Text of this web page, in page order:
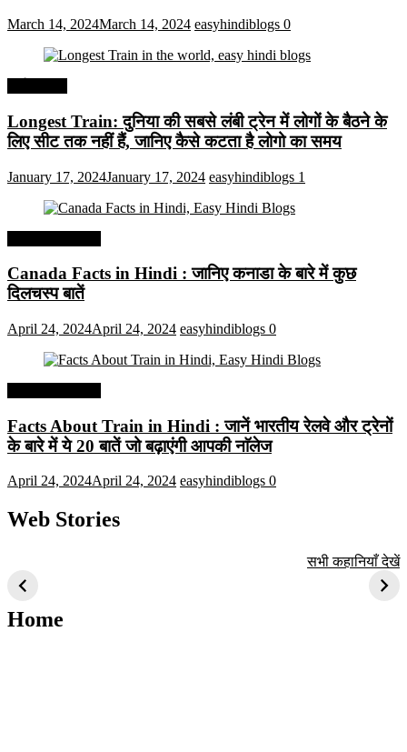
March 14, 2024March 14, 2024 easyhindiblogs 0
Longest Train: दुनिया की सबसे लंबी ट्रेन में लोगों के बैठने के
लिए सीट तक ​​नहीं हैं, जानिए कैसे कटता है लोगो का समय
January 17, 2024January 17, 2024 easyhindiblogs 1
Canada Facts in Hindi : जानिए कनाडा के बारे में कुछ
दिलचस्प बातें
April 24, 2024April 24, 2024 easyhindiblogs 0
Facts About Train in Hindi : जानें भारतीय रेलवे और ट्रेनों
के बारे में ये 20 बातें जो बढ़ाएंगी आपकी नाॅलेज
April 24, 2024April 24, 2024 easyhindiblogs 0
Web Stories
तकनीक जो आपको
2024 के लिए सीखनी
चाहिए
ऐतिहासिक स्थान
सभी कहानियाँ देखें
Home